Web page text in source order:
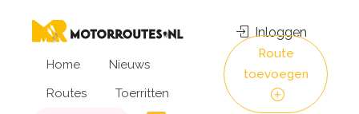
Home
Nieuws
Routes
Toerritten
Inloggen
Route
toevoegen